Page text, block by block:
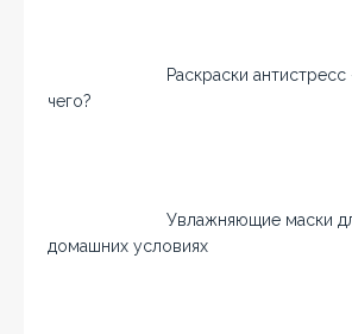
Раскраски
чего?
Увлажняющие маски
домашних условиях